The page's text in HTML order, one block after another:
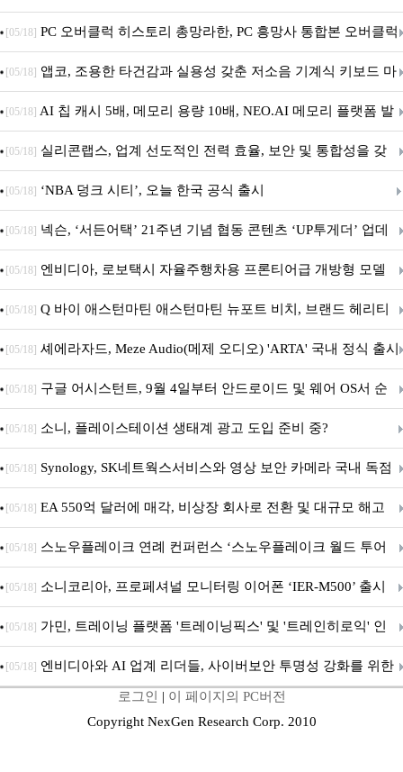
데이트!
[05/18] PC 오버클럭 히스토리 총망라한, PC 흥망사 통합본 오버클럭
특집(1-4편)
[05/18] 앱코, 조용한 타건감과 실용성 갖춘 저소음 기계식 키보드 마
우스 세트 'KM580' 출시
[05/18] AI 칩 캐시 5배, 메모리 용량 10배, NEO.AI 메모리 플랫폼 발
표
[05/18] 실리콘랩스, 업계 선도적인 전력 효율, 보안 및 통합성을 갖
춘 초저전력 블루투스 LE SoC ‘BG2B’ 공개
[05/18] ‘NBA 덩크 시티’, 오늘 한국 공식 출시
[05/18] 넥슨, ‘서든어택’ 21주년 기념 협동 콘텐츠 ‘UP투게더’ 업데
이트
[05/18] 엔비디아, 로보택시 자율주행차용 프론티어급 개방형 모델
‘알파마요 2 슈퍼’ 상업적 이용 가능
[05/18] Q 바이 애스턴마틴 애스턴마틴 뉴포트 비치, 브랜드 헤리티
지 담은 ‘헤리티지 에디션 컬렉션’ 공개
[05/18] 셰에라자드, Meze Audio(메제 오디오) 'ARTA' 국내 정식 출시
[05/18] 구글 어시스턴트, 9월 4일부터 안드로이드 및 웨어 OS서 순
차 서비스 종료
[05/18] 소니, 플레이스테이션 생태계 광고 도입 준비 중?
[05/18] Synology, SK네트웍스서비스와 영상 보안 카메라 국내 독점
판매 파트너십 체결
[05/18] EA 550억 달러에 매각, 비상장 회사로 전환 및 대규모 해고
전망
[05/18] 스노우플레이크 연례 컨퍼런스 ‘스노우플레이크 월드 투어
서울’ 개최
[05/18] 소니코리아, 프로페셔널 모니터링 이어폰 ‘IER-M500’ 출시
[05/18] 가민, 트레이닝 플랫폼 '트레이닝픽스' 및 '트레인히로익' 인
수로 선수와 코치에 맞춤형 훈련 지원 확대
[05/18] 엔비디아와 AI 업계 리더들, 사이버보안 투명성 강화를 위한
SAFE 가이드라인 제안
로그인 | 이 페이지의 PC버전
Copyright NexGen Research Corp. 2010